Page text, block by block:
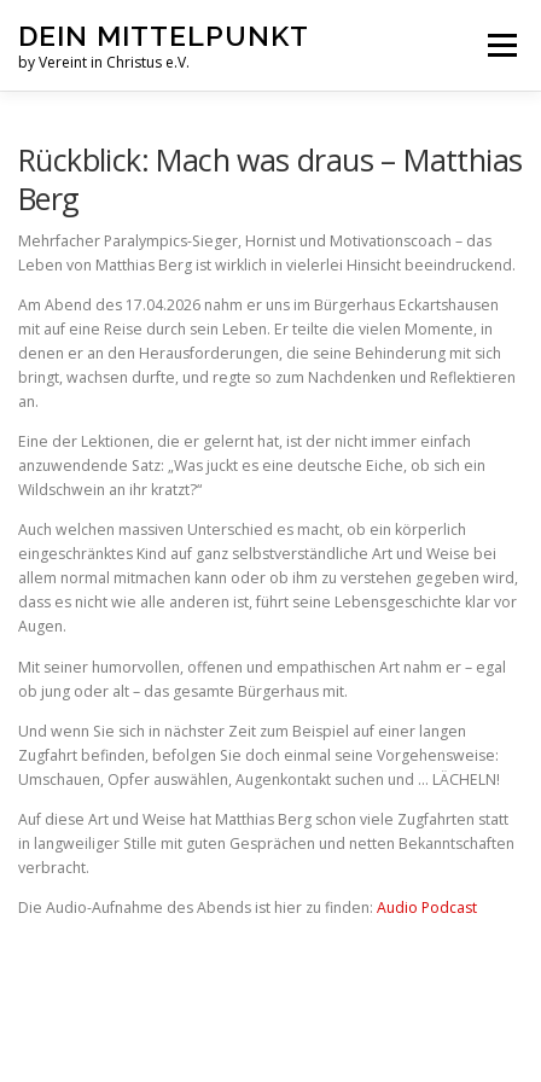
Inhalt
springen
DEIN MITTELPUNKT
by Vereint in Christus e.V.
Menü
AUFNAHMEN
Rückblick: Mach was draus – Matthias
Berg
Mehrfacher Paralympics-Sieger, Hornist und Motivationscoach – das
Leben von Matthias Berg ist wirklich in vielerlei Hinsicht beeindruckend.
Am Abend des 17.04.2026 nahm er uns im Bürgerhaus Eckartshausen
mit auf eine Reise durch sein Leben. Er teilte die vielen Momente, in
denen er an den Herausforderungen, die seine Behinderung mit sich
bringt, wachsen durfte, und regte so zum Nachdenken und Reflektieren
an.
Eine der Lektionen, die er gelernt hat, ist der nicht immer einfach
anzuwendende Satz: „Was juckt es eine deutsche Eiche, ob sich ein
Wildschwein an ihr kratzt?“
Auch welchen massiven Unterschied es macht, ob ein körperlich
eingeschränktes Kind auf ganz selbstverständliche Art und Weise bei
allem normal mitmachen kann oder ob ihm zu verstehen gegeben wird,
dass es nicht wie alle anderen ist, führt seine Lebensgeschichte klar vor
Augen.
Mit seiner humorvollen, offenen und empathischen Art nahm er – egal
ob jung oder alt – das gesamte Bürgerhaus mit.
Und wenn Sie sich in nächster Zeit zum Beispiel auf einer langen
Zugfahrt befinden, befolgen Sie doch einmal seine Vorgehensweise:
Umschauen, Opfer auswählen, Augenkontakt suchen und … LÄCHELN!
Auf diese Art und Weise hat Matthias Berg schon viele Zugfahrten statt
in langweiliger Stille mit guten Gesprächen und netten Bekanntschaften
verbracht.
Die Audio-Aufnahme des Abends ist hier zu finden: Audio Podcast